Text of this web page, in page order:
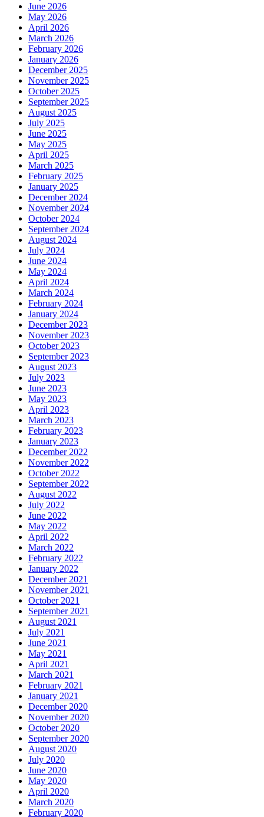
June 2026
May 2026
April 2026
March 2026
February 2026
January 2026
December 2025
November 2025
October 2025
September 2025
August 2025
July 2025
June 2025
May 2025
April 2025
March 2025
February 2025
January 2025
December 2024
November 2024
October 2024
September 2024
August 2024
July 2024
June 2024
May 2024
April 2024
March 2024
February 2024
January 2024
December 2023
November 2023
October 2023
September 2023
August 2023
July 2023
June 2023
May 2023
April 2023
March 2023
February 2023
January 2023
December 2022
November 2022
October 2022
September 2022
August 2022
July 2022
June 2022
May 2022
April 2022
March 2022
February 2022
January 2022
December 2021
November 2021
October 2021
September 2021
August 2021
July 2021
June 2021
May 2021
April 2021
March 2021
February 2021
January 2021
December 2020
November 2020
October 2020
September 2020
August 2020
July 2020
June 2020
May 2020
April 2020
March 2020
February 2020